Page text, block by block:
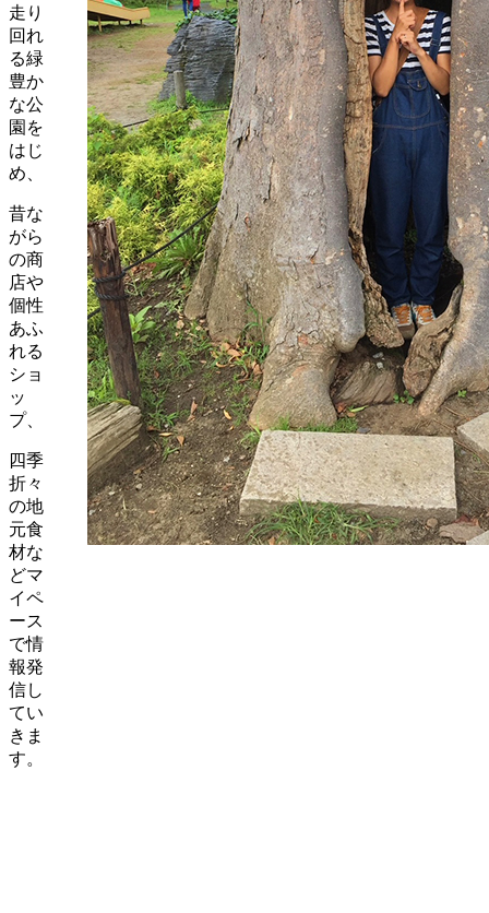
走り
回れ
る緑
豊か
な公
園を
はじ
め、
昔な
がら
の商
店や
個性
あふ
れる
ショ
ッ
プ、
四季
折々
の地
元食
材な
どマ
イペ
ース
で情
報発
信し
てい
きま
す。